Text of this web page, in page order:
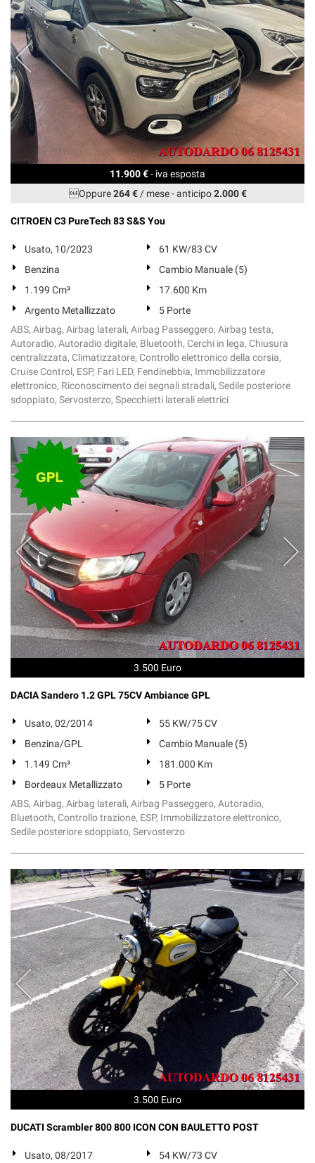
11.900 €- iva esposta
Oppure264 €/ mese-anticipo2.000 €
CITROEN C3 PureTech 83 S&S You
Usato, 10/2023
61 KW/83 CV
Benzina
Cambio Manuale (5)
1.199 Cm³
17.600 Km
Argento Metallizzato
5 Porte
ABS, Airbag, Airbag laterali, Airbag Passeggero, Airbag testa,
Autoradio, Autoradio digitale, Bluetooth, Cerchi in lega, Chiusura
centralizzata, Climatizzatore, Controllo elettronico della corsia,
Cruise Control, ESP, Fari LED, Fendinebbia, Immobilizzatore
elettronico, Riconoscimento dei segnali stradali, Sedile posteriore
sdoppiato, Servosterzo, Specchietti laterali elettrici
3.500 Euro
DACIA Sandero 1.2 GPL 75CV Ambiance GPL
Usato, 02/2014
55 KW/75 CV
Benzina/GPL
Cambio Manuale (5)
1.149 Cm³
181.000 Km
Bordeaux Metallizzato
5 Porte
ABS, Airbag, Airbag laterali, Airbag Passeggero, Autoradio,
Bluetooth, Controllo trazione, ESP, Immobilizzatore elettronico,
Sedile posteriore sdoppiato, Servosterzo
3.500 Euro
DUCATI Scrambler 800 800 ICON CON BAULETTO POST
Usato, 08/2017
54 KW/73 CV